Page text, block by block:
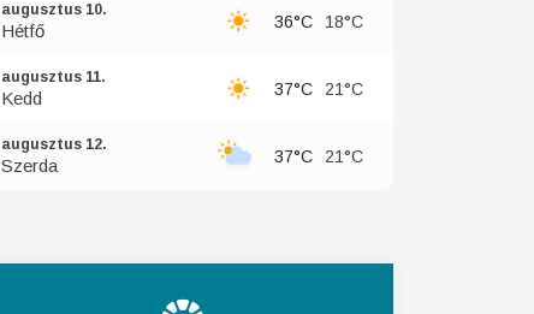
augusztus 10.
Hétfő 36°C 18°C
augusztus 11.
Kedd 37°C 21°C
augusztus 12.
Szerda 37°C 21°C